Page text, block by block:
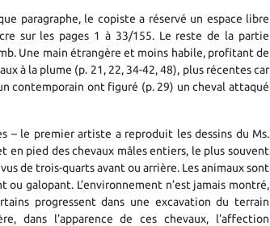
paragraphe, le copiste a réservé un espace libre
sur les pages 1 à 33/155. Le reste de la partie
Une main étrangère et moins habile, profitant de
à la plume (p. 21, 22, 34-42, 48), plus récentes car
contemporain ont figuré (p. 29) un cheval attaqué
– le premier artiste a reproduit les dessins du Ms.
pied des chevaux mâles entiers, le plus souvent
de trois-quarts avant ou arrière. Les animaux sont
ou galopant. L’environnement n’est jamais montré,
progressent dans une excavation du terrain
dans l’apparence de ces chevaux, l’affection